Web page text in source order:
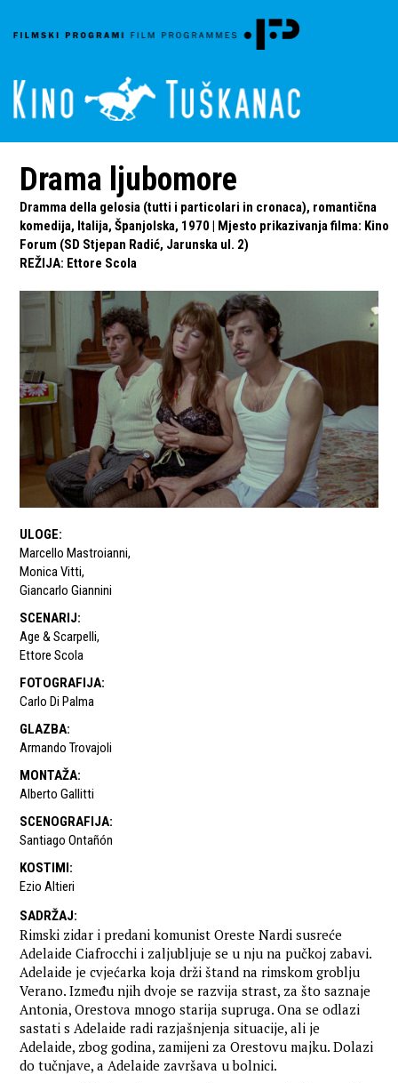
Drama ljubomore
Dramma della gelosia (tutti i particolari in cronaca), romantična
komedija, Italija, Španjolska, 1970 | Mjesto prikazivanja filma: Kino
Forum (SD Stjepan Radić, Jarunska ul. 2)
REŽIJA: Ettore Scola
ULOGE:
Marcello Mastroianni,
Monica Vitti,
Giancarlo Giannini
SCENARIJ:
Age & Scarpelli,
Ettore Scola
FOTOGRAFIJA:
Carlo Di Palma
GLAZBA:
Armando Trovajoli
MONTAŽA:
Alberto Gallitti
SCENOGRAFIJA:
Santiago Ontañón
KOSTIMI:
Ezio Altieri
SADRŽAJ:
Rimski zidar i predani komunist Oreste Nardi susreće
Adelaide Ciafrocchi i zaljubljuje se u nju na pučkoj zabavi.
Adelaide je cvjećarka koja drži štand na rimskom groblju
Verano. Između njih dvoje se razvija strast, za što saznaje
Antonia, Orestova mnogo starija supruga. Ona se odlazi
sastati s Adelaide radi razjašnjenja situacije, ali je
Adelaide, zbog godina, zamijeni za Orestovu majku. Dolazi
do tučnjave, a Adelaide završava u bolnici.